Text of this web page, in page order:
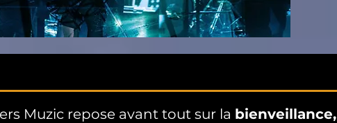
Muzic repose avant tout sur la bienveillance,